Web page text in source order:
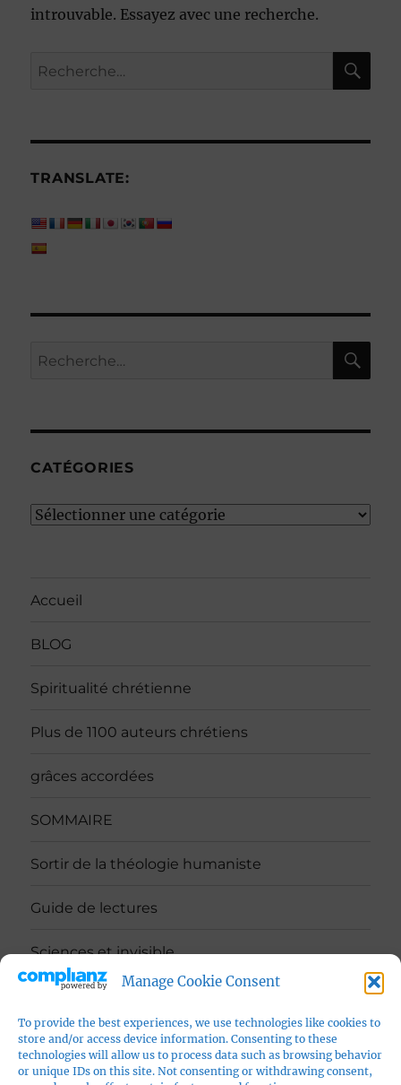
Manage Cookie Consent
To provide the best experiences, we use technologies like cookies to
store and/or access device information. Consenting to these
technologies will allow us to process data such as browsing behavior
or unique IDs on this site. Not consenting or withdrawing consent,
introuvable. Essayez avec une recherche.
Recherche
TRANSLATE:
Recherche
CATÉGORIES
Catégories
Accueil
BLOG
Spiritualité chrétienne
Plus de 1100 auteurs chrétiens
grâces accordées
SOMMAIRE
Sortir de la théologie humaniste
Guide de lectures
Sciences et invisible
contact
Politique de confidentialité